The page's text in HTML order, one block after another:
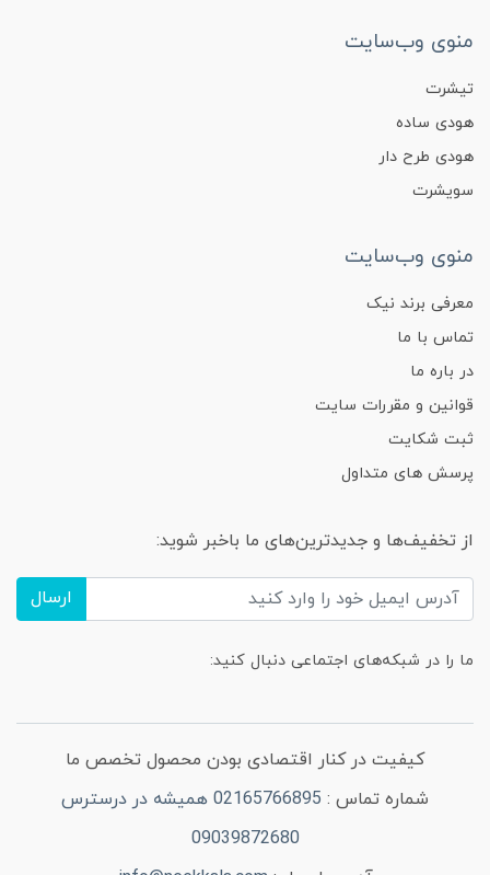
منوی وب‌سایت
تیشرت
هودی ساده
هودی طرح دار
سویشرت
منوی وب‌سایت
معرفی برند نیک
تماس با ما
در باره ما
قوانین و مقررات سایت
ثبت شکایت
پرسش های متداول
از تخفیف‌ها و جدیدترین‌های ما باخبر شوید:
ارسال
ما را در شبکه‌های اجتماعی دنبال کنید:
کیفیت در کنار اقتصادی بودن محصول تخصص ما
شماره تماس :
02165766895 همیشه در درسترس
09039872680